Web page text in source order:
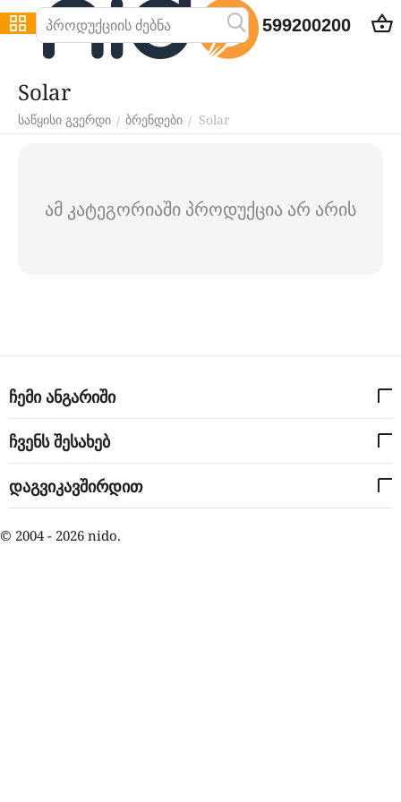
599200200
Solar
საწყისი გვერდი / ბრენდები / Solar
ამ კატეგორიაში პროდუქცია არ არის
ჩემი ანგარიში
ჩვენს შესახებ
დაგვიკავშირდით
© 2004 - 2026 nido.